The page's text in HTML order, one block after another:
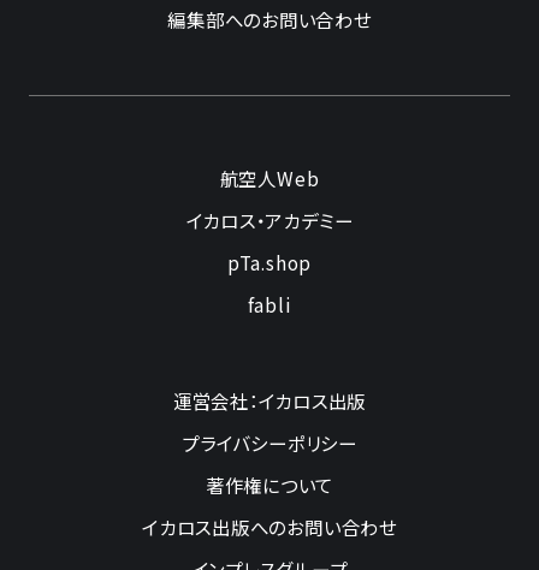
編集部へのお問い合わせ
航空人Web
イカロス・アカデミー
pTa.shop
fabli
運営会社：イカロス出版
プライバシーポリシー
著作権について
イカロス出版へのお問い合わせ